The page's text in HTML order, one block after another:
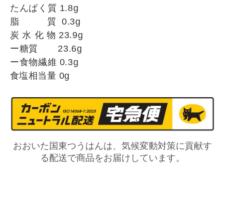
たんぱく質 1.8g
脂 質 0.3g
炭 水 化 物 23.9g
ー糖質 23.6g
ー食物繊維 0.3g
食塩相当量 0g
おおいた国東つうはんは、気候変動対策に貢献す
る配送で商品をお届けしています。